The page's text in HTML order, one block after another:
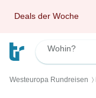
Deals der Woche
Wohin?
Westeuropa Rundreisen 〉